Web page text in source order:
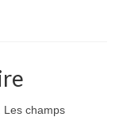
Les champs